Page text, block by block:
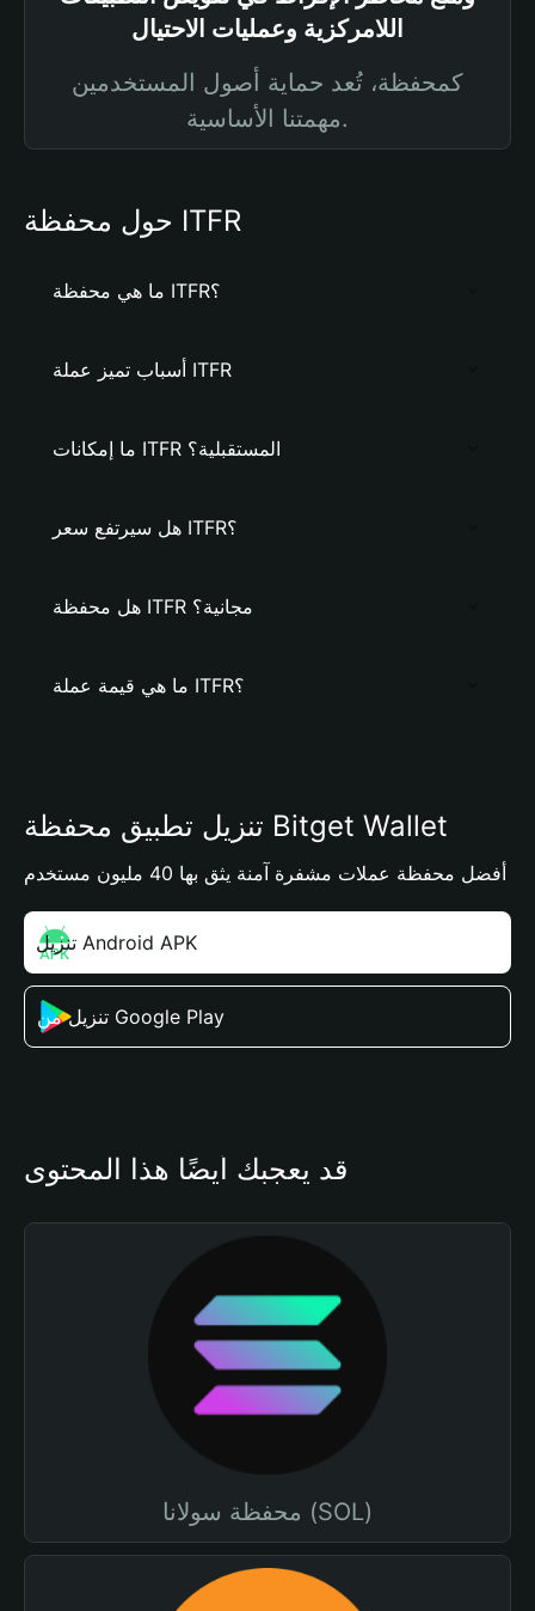
اللامركزية وعمليات الاحتيال
كمحفظة، تُعد حماية أصول المستخدمين
مهمتنا الأساسية.
حول محفظة ITFR
ما هي محفظة ITFR؟
أسباب تميز عملة ITFR
ما إمكانات ITFR المستقبلية؟
هل سيرتفع سعر ITFR؟
هل محفظة ITFR مجانية؟
ما هي قيمة عملة ITFR؟
تنزيل تطبيق محفظة Bitget Wallet
أفضل محفظة عملات مشفرة آمنة يثق بها 40 مليون مستخدم
تنزيل Android APK
تنزيل من Google Play
قد يعجبك أيضًا هذا المحتوى
محفظة سولانا (SOL)